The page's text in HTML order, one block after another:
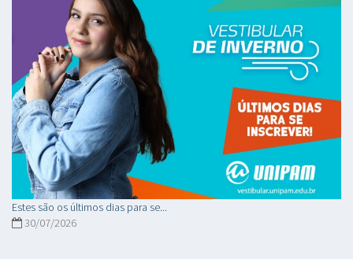
Estes são os últimos dias para se...
30/07/2026